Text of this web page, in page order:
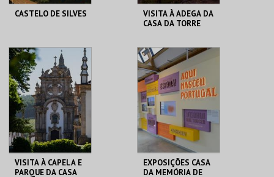
CASTELO DE SILVES
CASTELO DE SILVES
MAIS INFO
COMPRAR
VISITA À ADEGA DA
CASA DA TORRE
ADEGA DA CASA DA
TORRE
MAIS INFO
COMPRAR
VISITA À CAPELA E
PARQUE DA CASA
EXPOSIÇÕES CASA
DA MEMÓRIA DE